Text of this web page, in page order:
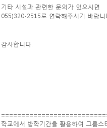
기타 시설과 관련한 문의가 있으시면
055)320-2515로 연락해주시기 바랍니
감사합니다.
학교에서 방학기간을 활용하여 그룹